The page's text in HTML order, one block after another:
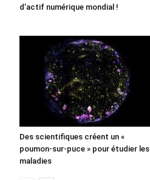
d’actif numérique mondial !
Des scientifiques créent un «
poumon-sur-puce » pour étudier les
maladies